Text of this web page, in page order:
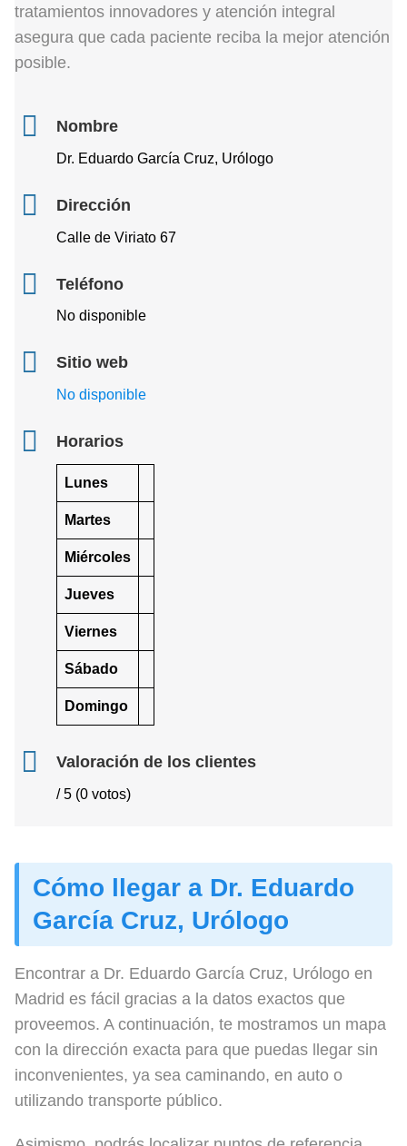
tratamientos innovadores y atención integral
asegura que cada paciente reciba la mejor atención
posible.
Nombre
Dr. Eduardo García Cruz, Urólogo
Dirección
Calle de Viriato 67
Teléfono
No disponible
Sitio web
No disponible
Horarios
Lunes
Martes
Miércoles
Jueves
Viernes
Sábado
Domingo
Valoración de los clientes
/ 5 (0 votos)
Cómo llegar a Dr. Eduardo
García Cruz, Urólogo
Encontrar a Dr. Eduardo García Cruz, Urólogo en
Madrid es fácil gracias a la datos exactos que
proveemos. A continuación, te mostramos un mapa
con la dirección exacta para que puedas llegar sin
inconvenientes, ya sea caminando, en auto o
utilizando transporte público.